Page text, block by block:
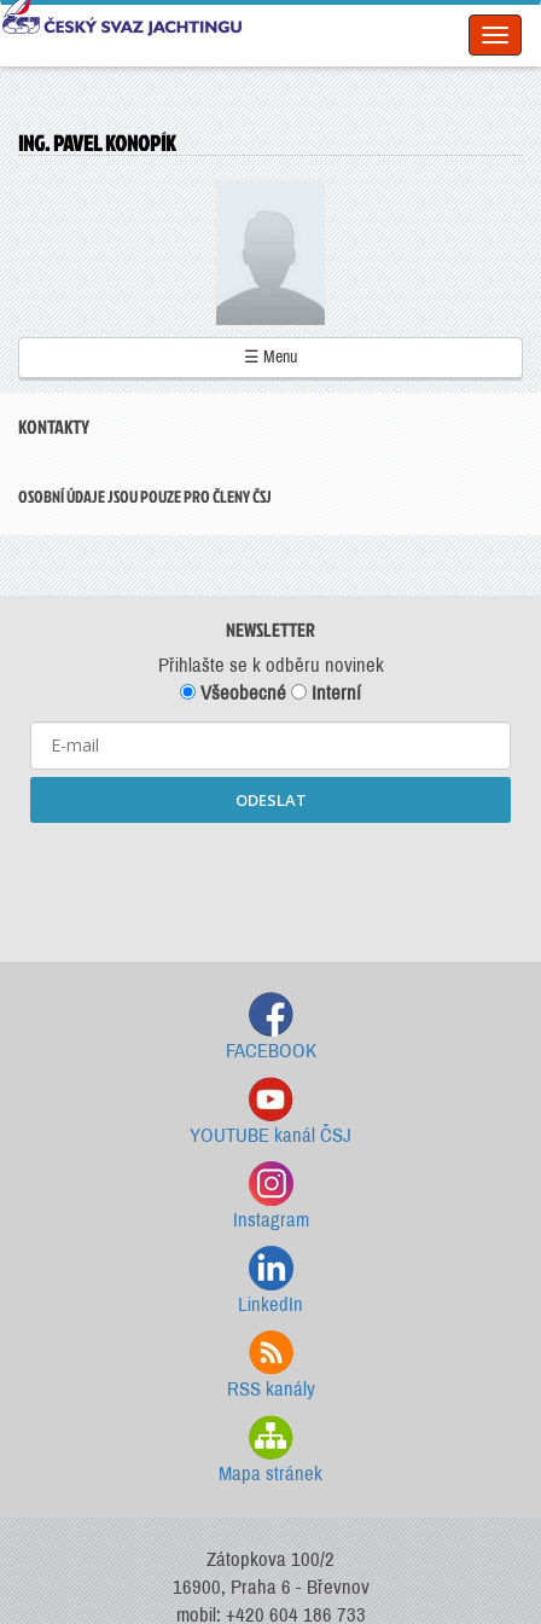
ING. PAVEL KONOPÍK
☰ Menu
KONTAKTY
OSOBNÍ ÚDAJE JSOU POUZE PRO ČLENY ČSJ
NEWSLETTER
Přihlašte se k odběru novinek
Všeobecné
Interní
ODESLAT
FACEBOOK
YOUTUBE kanál ČSJ
Instagram
LinkedIn
RSS kanály
Mapa stránek
Zátopkova 100/2
16900, Praha 6 - Břevnov
mobil: +420 604 186 733